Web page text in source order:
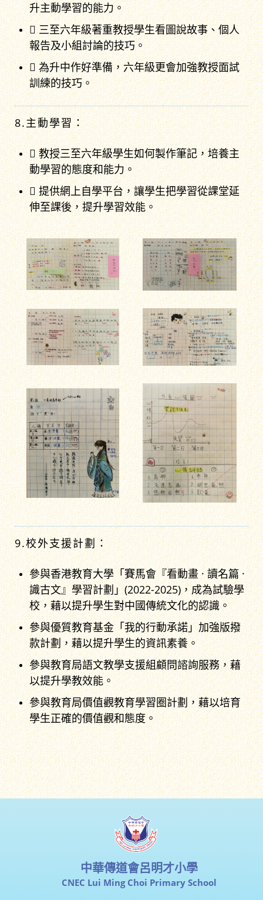
升主動學習的能力。
 三至六年級著重教授學生看圖說故事、個人
報告及小組討論的技巧。
 為升中作好準備，六年級更會加強教授面試
訓練的技巧。
8.主動學習：
 教授三至六年級學生如何製作筆記，培養主
動學習的態度和能力。
 提供網上自學平台，讓學生把學習從課堂延
伸至課後，提升學習效能。
9.校外支援計劃：
參與香港教育大學「賽馬會『看動畫 · 讀名篇 ·
識古文』學習計劃」(2022-2025)，成為試驗學
校，藉以提升學生對中國傳統文化的認識。
參與優質教育基金「我的行動承諾」加強版撥
款計劃，藉以提升學生的資訊素養。
參與教育局語文教學支援組顧問諮詢服務，藉
以提升學教效能。
參與教育局價值觀教育學習圈計劃，藉以培育
學生正確的價值觀和態度。
中華傳道會呂明才小學
CNEC Lui Ming Choi Primary School